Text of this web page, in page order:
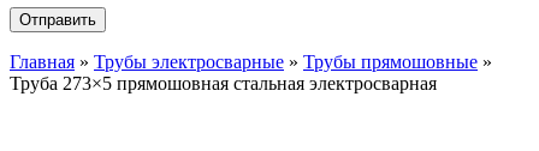
Главная » Трубы электросварные » Трубы прямошовные »
Труба 273×5 прямошовная стальная электросварная